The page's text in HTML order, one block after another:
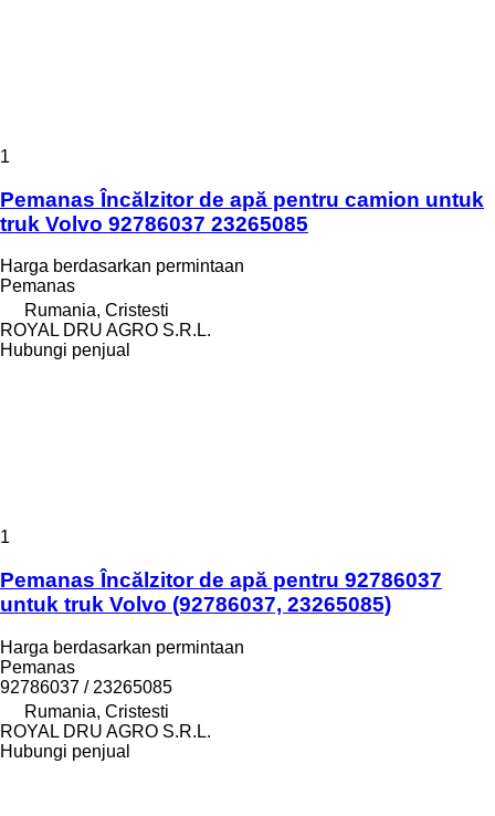
1
Pemanas Încălzitor de apă pentru camion untuk
truk Volvo 92786037 23265085
Harga berdasarkan permintaan
Pemanas
Rumania, Cristesti
ROYAL DRU AGRO S.R.L.
Hubungi penjual
1
Pemanas Încălzitor de apă pentru 92786037
untuk truk Volvo (92786037, 23265085)
Harga berdasarkan permintaan
Pemanas
92786037 / 23265085
Rumania, Cristesti
ROYAL DRU AGRO S.R.L.
Hubungi penjual